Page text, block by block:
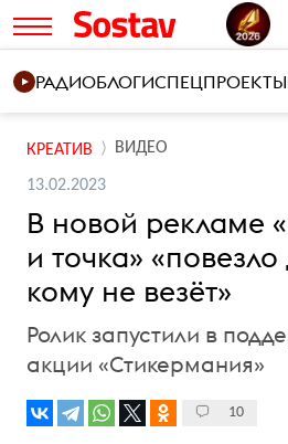
РАДИОБЛОГИСПЕЦПРОЕКТЫ
КРЕАТИВ ВИДЕО
13.02.2023
В новой рекламе
и точка»
кому не везёт»
Ролик запустили в
акции «Стикермания»
10